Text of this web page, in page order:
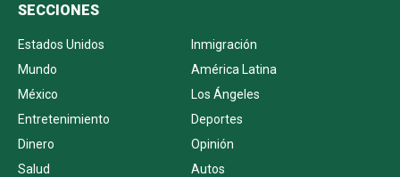
SECCIONES
Estados Unidos
Inmigración
Mundo
América Latina
México
Los Ángeles
Entretenimiento
Deportes
Dinero
Opinión
Salud
Autos